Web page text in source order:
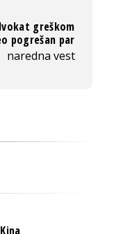
greškom
pogrešan par
naredna vest